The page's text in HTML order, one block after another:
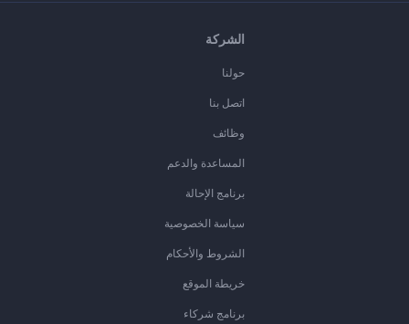
الشركة
حولنا
اتصل بنا
وظائف
المساعدة والدعم
برنامج الإحالة
سياسة الخصوصية
الشروط والأحكام
خريطة الموقع
برنامج شركاء